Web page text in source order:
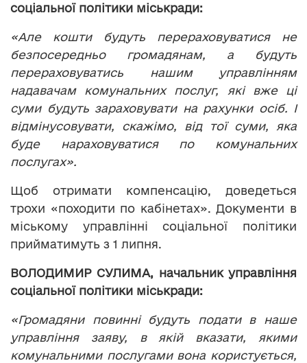
соціальної політики міськради:
«Але кошти будуть перераховуватися не
безпосередньо громадянам, а будуть
перераховуватись нашим управлінням
надавачам комунальних послуг, які вже ці
суми будуть зараховувати на рахунки осіб. І
відмінусовувати, скажімо, від тої суми, яка
буде нараховуватися по комунальних
послугах».
Щоб отримати компенсацію, доведеться
трохи «походити по кабінетах». Документи в
міському управлінні соціальної політики
прийматимуть з 1 липня.
ВОЛОДИМИР СУЛИМА, начальник управління
соціальної політики міськради:
«Громадяни повинні будуть подати в наше
управління заяву, в якій вказати, якими
комунальними послугами вона користується,